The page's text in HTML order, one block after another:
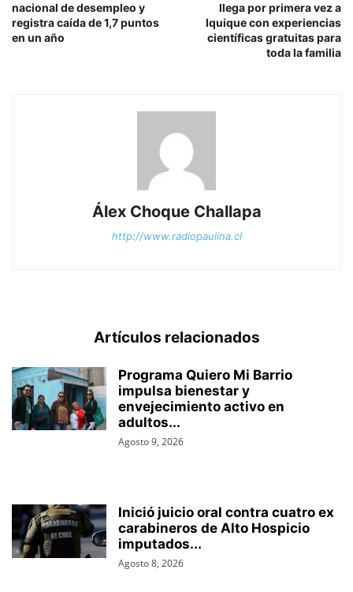
nacional de desempleo y
registra caída de 1,7 puntos
en un año
llega por primera vez a
Iquique con experiencias
científicas gratuitas para
toda la familia
Álex Choque Challapa
http://www.radiopaulina.cl
Artículos relacionados
Programa Quiero Mi Barrio
impulsa bienestar y
envejecimiento activo en
adultos...
Agosto 9, 2026
Inició juicio oral contra cuatro ex
carabineros de Alto Hospicio
imputados...
Agosto 8, 2026